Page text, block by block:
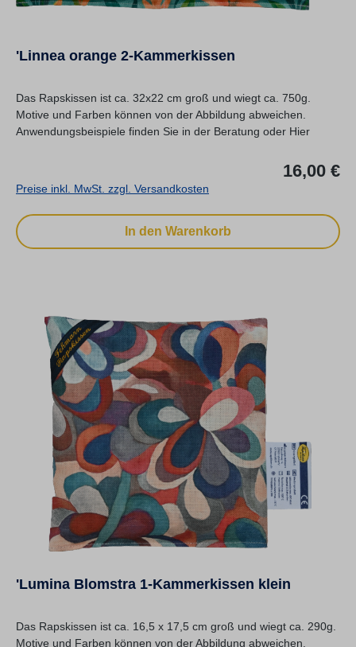
'Linnea orange 2-Kammerkissen
Das Rapskissen ist ca. 32x22 cm groß und wiegt ca. 750g.
Motive und Farben können von der Abbildung abweichen.
Anwendungsbeispiele finden Sie in der Beratung oder Hier
16,00 €
Preise inkl. MwSt. zzgl. Versandkosten
In den Warenkorb
'Lumina Blomstra 1-Kammerkissen klein
Das Rapskissen ist ca. 16,5 x 17,5 cm groß und wiegt ca. 290g.
Motive und Farben können von der Abbildung abweichen.